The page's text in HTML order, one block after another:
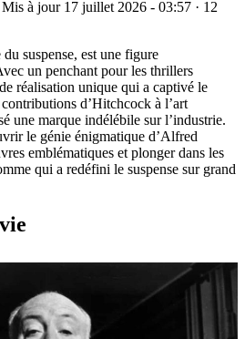
Mis à jour 17 juillet 2026 - 03:57 · 12
suspense, est une figure
un penchant pour les thrillers
réalisation unique qui a captivé le
d’Hitchcock à l’art
une marque indélébile sur l’industrie.
le génie énigmatique d’Alfred
emblématiques et plonger dans les
qui a redéfini le suspense sur grand